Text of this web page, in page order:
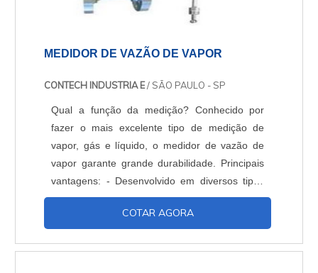
MEDIDOR DE VAZÃO DE VAPOR
CONTECH INDUSTRIA E/ SÃO PAULO - SP
Qual a função da medição? Conhecido por
fazer o mais excelente tipo de medição de
vapor, gás e líquido, o medidor de vazão de
vapor garante grande durabilidade. Principais
vantagens: - Desenvolvido em diversos tipos
de diâmetros e para a inserção para
tubulações acima de 6″, Não possui partes
Facilmente instalados com conexões de
COTAR AGORA